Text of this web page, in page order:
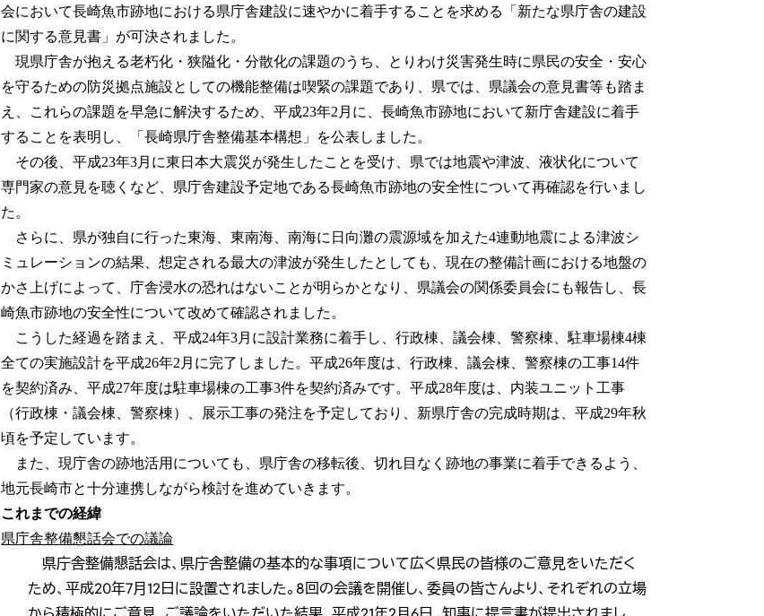
会において長崎魚市跡地における県庁舎建設に速やかに着手することを求める「新たな県庁舎の建設
に関する意見書」が可決されました。
現県庁舎が抱える老朽化・狭隘化・分散化の課題のうち、とりわけ災害発生時に県民の安全・安心
を守るための防災拠点施設としての機能整備は喫緊の課題であり、県では、県議会の意見書等も踏ま
え、これらの課題を早急に解決するため、平成23年2月に、長崎魚市跡地において新庁舎建設に着手
することを表明し、「長崎県庁舎整備基本構想」を公表しました。
その後、平成23年3月に東日本大震災が発生したことを受け、県では地震や津波、液状化について
専門家の意見を聴くなど、県庁舎建設予定地である長崎魚市跡地の安全性について再確認を行いまし
た。
さらに、県が独自に行った東海、東南海、南海に日向灘の震源域を加えた4連動地震による津波シ
ミュレーションの結果、想定される最大の津波が発生したとしても、現在の整備計画における地盤の
かさ上げによって、庁舎浸水の恐れはないことが明らかとなり、県議会の関係委員会にも報告し、長
崎魚市跡地の安全性について改めて確認されました。
こうした経過を踏まえ、平成24年3月に設計業務に着手し、行政棟、議会棟、警察棟、駐車場棟4棟
全ての実施設計を平成26年2月に完了しました。平成26年度は、行政棟、議会棟、警察棟の工事14件
を契約済み、平成27年度は駐車場棟の工事3件を契約済みです。平成28年度は、内装ユニット工事
（行政棟・議会棟、警察棟）、展示工事の発注を予定しており、新県庁舎の完成時期は、平成29年秋
頃を予定しています。
また、現庁舎の跡地活用についても、県庁舎の移転後、切れ目なく跡地の事業に着手できるよう、
地元長崎市と十分連携しながら検討を進めていきます。
これまでの経緯
県庁舎整備懇話会での議論
県庁舎整備懇話会は、県庁舎整備の基本的な事項について広く県民の皆様のご意見をいただく
ため、平成20年7月12日に設置されました。8回の会議を開催し、委員の皆さんより、それぞれの立場